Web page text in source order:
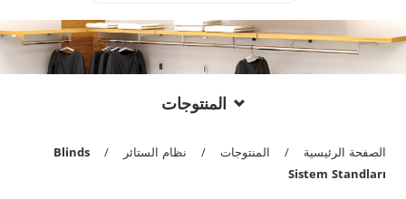
المنتوجات
الصفحة الرئيسية / المنتوجات / نظام الستائر /
Blinds
Sistem Standları